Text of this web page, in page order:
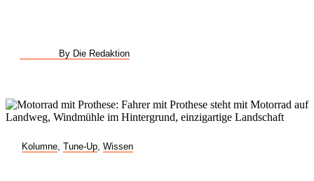
By Die Redaktion
Kolumne Tune-Up Wissen